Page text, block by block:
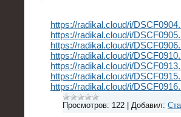
https://radikal.cloud/i/
https://radikal.cloud/i/
https://radikal.cloud/i/
https://radikal.cloud/i/
https://radikal.cloud/i/
https://radikal.cloud/i/
https://radikal.cloud/i/
Просмотров: 122 Добавил: